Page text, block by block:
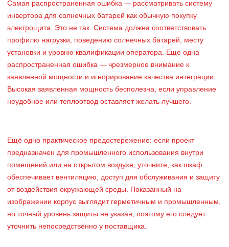
Самая распространенная ошибка — рассматривать систему
инвертора для солнечных батарей как обычную покупку
электрощита. Это не так. Система должна соответствовать
профилю нагрузки, поведению солнечных батарей, месту
установки и уровню квалификации оператора. Еще одна
распространенная ошибка — чрезмерное внимание к
заявленной мощности и игнорирование качества интеграции.
Высокая заявленная мощность бесполезна, если управление
неудобное или теплоотвод оставляет желать лучшего.
Ещё одно практическое предостережение: если проект
предназначен для промышленного использования внутри
помещений или на открытом воздухе, уточните, как шкаф
обеспечивает вентиляцию, доступ для обслуживания и защиту
от воздействия окружающей среды. Показанный на
изображении корпус выглядит герметичным и промышленным,
но точный уровень защиты не указан, поэтому его следует
уточнить непосредственно у поставщика.